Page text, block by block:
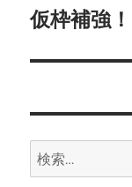
ゲ
ー
ン
次
投
仮枠補強！
検
索: